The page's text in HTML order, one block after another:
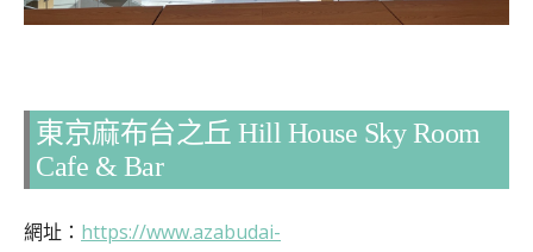
東京麻布台之丘 Hill House Sky Room
Cafe & Bar
網址： https://www.azabudai-